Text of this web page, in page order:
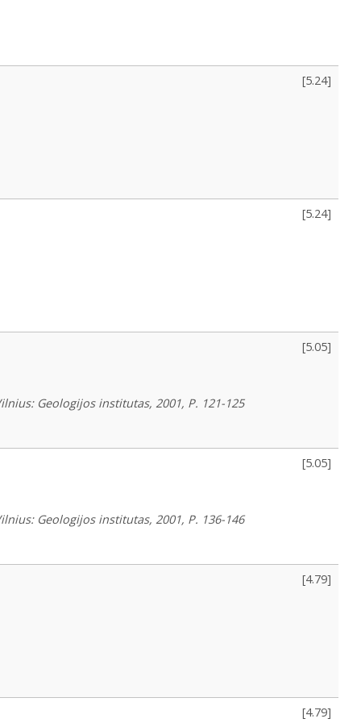
[5.24]
[5.24]
[5.05]
Geologijos institutas, 2001, P. 121-125
[5.05]
Geologijos institutas, 2001, P. 136-146
[4.79]
[4.79]